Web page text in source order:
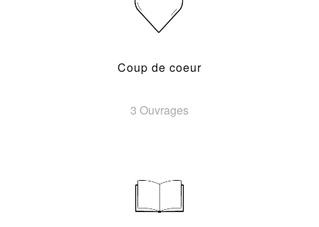
Coup de coeur
3 Ouvrages